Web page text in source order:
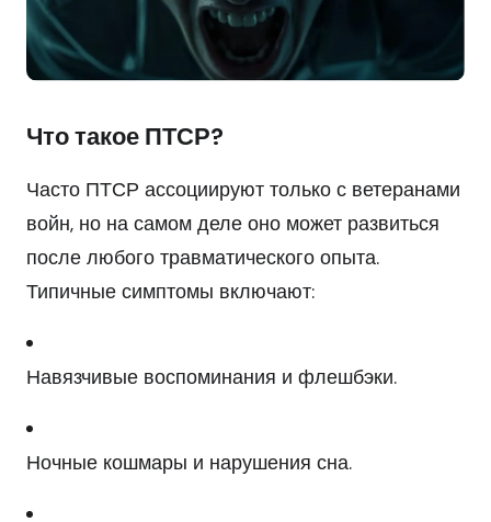
Что такое ПТСР?
Часто ПТСР ассоциируют только с ветеранами
войн, но на самом деле оно может развиться
после любого травматического опыта.
Типичные симптомы включают:
Навязчивые воспоминания и флешбэки.
Ночные кошмары и нарушения сна.